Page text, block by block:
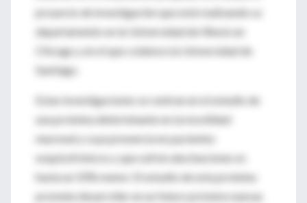
proyecto de investigación que está realizando su
departamento en la Universidad de Illinois en
Chicago y en el que colabora la Universidad de
Santiago.
Estas investigaciones se centran en el estudio de
una proteína determinante en la movilidad
neuronal y cuya presencia en pacientes
esquizofrénicos y que sufren alucinaciones es
hasta un 50% menor. El estudio de esta proteína
promete desarrollar en un futuro próximo nuevas